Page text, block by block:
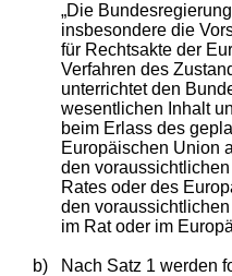
„Die
insbesondere die
für Rechtsakte der
Verfahren des
unterrichtet den
wesentlichen Inhalt
beim Erlass des
Europäischen Union
den
Rates oder des
den
im Rat oder im
b) Nach Satz 1 werden